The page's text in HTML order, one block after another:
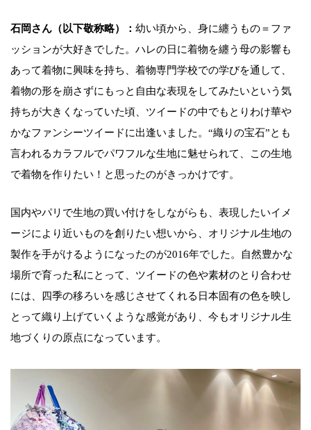
石岡さん（以下敬称略）： 幼い頃から、身に纏うもの＝ファ
ッションが大好きでした。ハレの日に着物を纏う母の影響も
あって着物に興味を持ち、着物専門学校での学びを通して、
着物の形を崩さずにもっと自由な表現をしてみたいという気
持ちが大きくなっていた頃、ツイードの中でもとりわけ華や
かなファンシーツイードに出逢いました。“織りの宝石”とも
言われるカラフルでパワフルな生地に魅せられて、この生地
で着物を作りたい！と思ったのがきっかけです。
国内やパリで生地の買い付けをしながらも、表現したいイメ
ージにより近いものを創りたい想いから、オリジナル生地の
製作を手がけるようになったのが2016年でした。自然豊かな
場所で育った私にとって、ツイードの色や素材のとり合わせ
には、四季の移ろいを感じさせてくれる日本固有の色を映し
とって織り上げていくような感覚があり、今もオリジナル生
地づくりの原点になっています。